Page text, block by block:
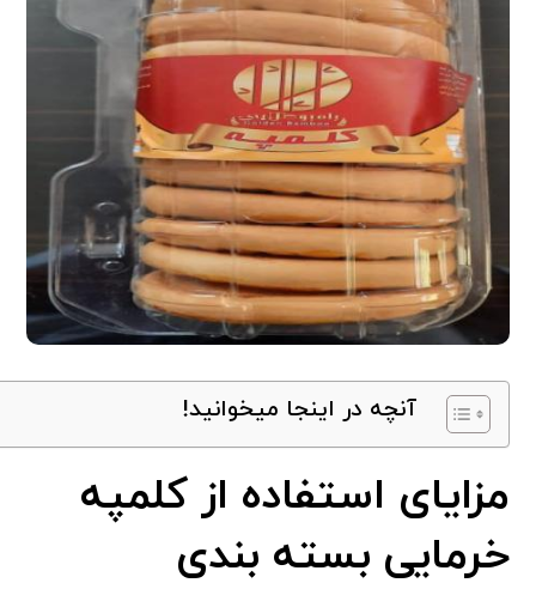
آنچه در اینجا میخوانید!
مزایای استفاده از کلمپه
خرمایی بسته بندی